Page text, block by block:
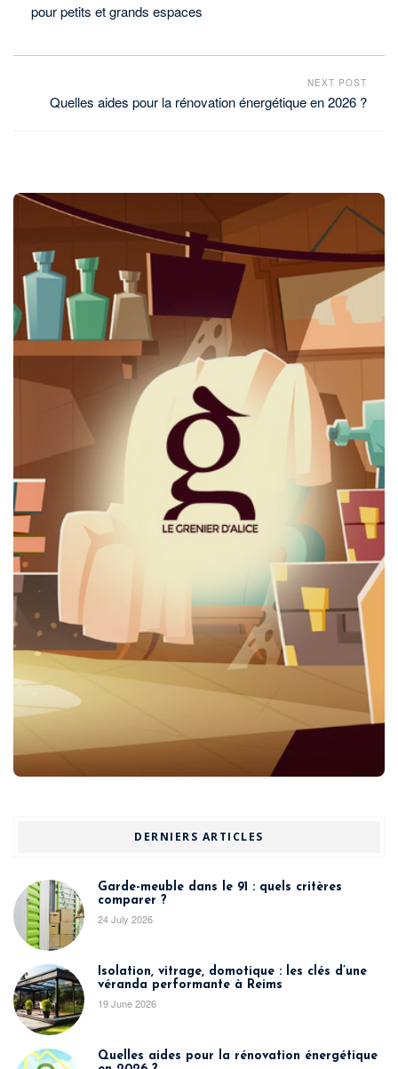
pour petits et grands espaces
NEXT POST
Quelles aides pour la rénovation énergétique en 2026 ?
DERNIERS ARTICLES
Garde-meuble dans le 91 : quels critères
comparer ?
24 July 2026
Isolation, vitrage, domotique : les clés d’une
véranda performante à Reims
19 June 2026
Quelles aides pour la rénovation énergétique